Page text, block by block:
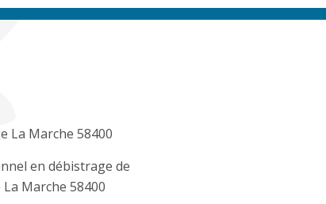
La Marche 58400
en débistrage de
Marche 58400